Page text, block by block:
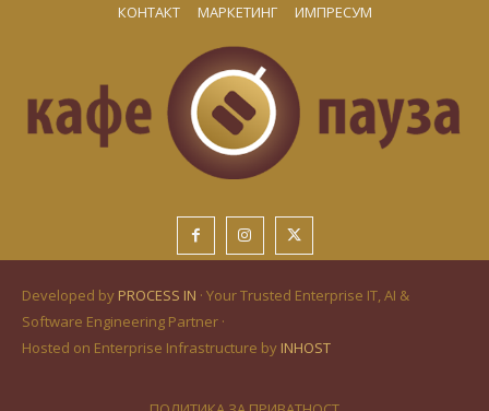
КОНТАКТ МАРКЕТИНГ ИМПРЕСУМ
Developed by PROCESS IN · Your Trusted Enterprise IT, AI &
Software Engineering Partner ·
Hosted on Enterprise Infrastructure by INHOST